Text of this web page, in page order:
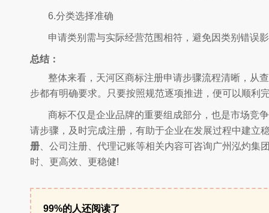
6.分类选择准确
申请类别需与实际经营范围相符，避免因类别错误
总结：
整体来看，天河区商标注册申请步骤流程清晰，从
步都有明确要求。只要按照规范逐项推进，便可以顺利
商标不仅是企业品牌的重要组成部分，也是市场竞
请步骤，及时完成注册，有助于企业在发展过程中建立
册
公司注册、代理记账等相关内容可咨询广州泓灼集
时、更高效、更稳健!
99%的人还阅读了